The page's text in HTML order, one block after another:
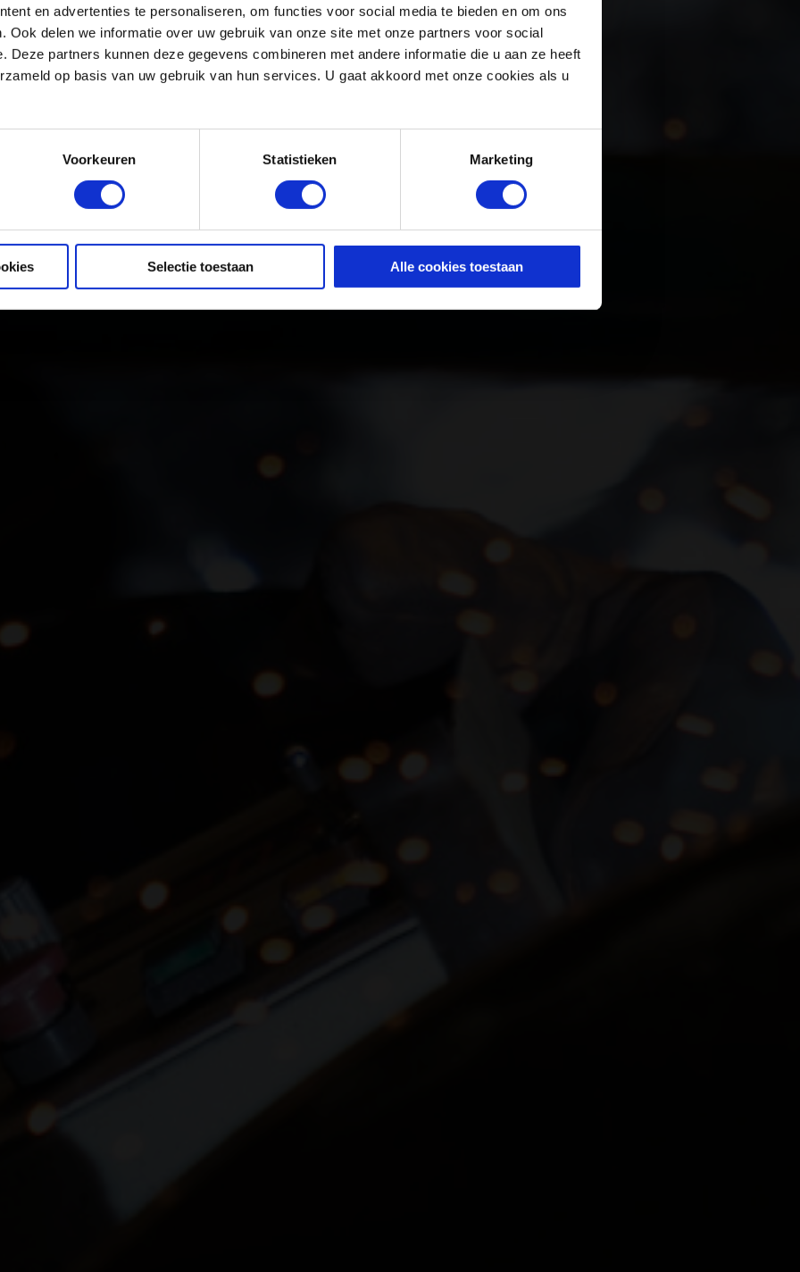
en advertenties te personaliseren, om functies voor social media te bieden en om ons
Ook delen we informatie over uw gebruik van onze site met onze partners voor social
Deze partners kunnen deze gegevens combineren met andere informatie die u aan ze heeft
op basis van uw gebruik van hun services. U gaat akkoord met onze cookies als u
Voorkeuren Statistieken Marketing
Selectie toestaan Alle cookies toestaan